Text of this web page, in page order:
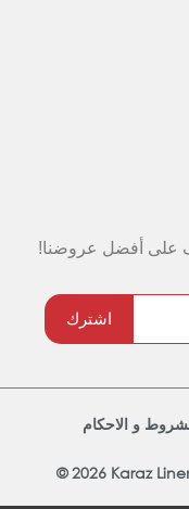
على أفضل عروضنا!
اشترك
و الاحكام
© 2026 Karaz